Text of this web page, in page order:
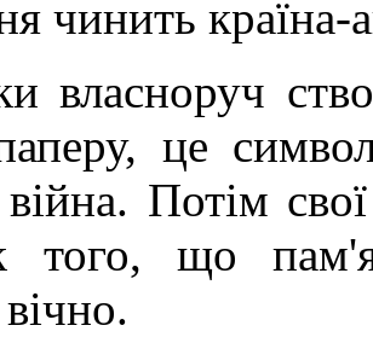
чинить країна-
власноруч
це
війна. Потім
того, що